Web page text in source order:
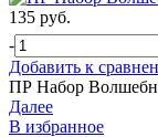
135 руб.
-
Добавить к
ПР Набор
Далее
В избранное